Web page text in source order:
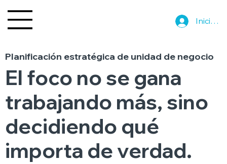
Iniciar
Planificación estratégica de unidad de negocio
El foco no se gana
trabajando más, sino
decidiendo qué
importa de verdad.